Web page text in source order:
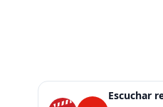
Escuchar